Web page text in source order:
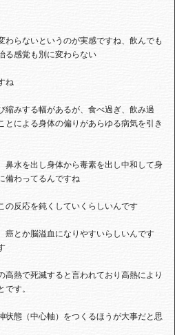
わらないというのが実感ですね、飲んでも
る感覚も別に変わらない
ね
縮みする幅があるが、食べ過ぎ、飲み過
とによる身体の偏りがあらゆる病気を引き
鼻水を出し身体から毒素を出し中和して身
備わってるんですね
の反応を鈍くしていくらしいんです
癌とか脳溢血になりやすいらしいんです
高熱で死滅すると言われており高熱により
す。
状態（中心軸）をつくるほうが大事だと思